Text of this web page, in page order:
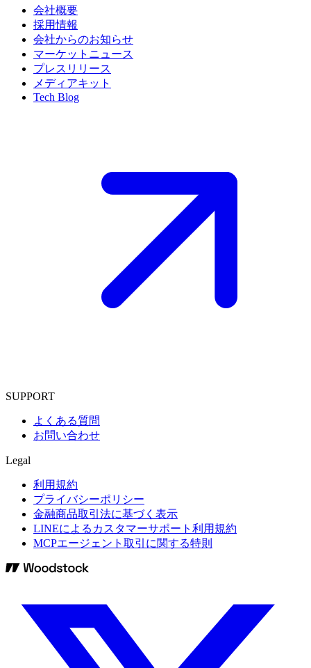
会社概要
採用情報
会社からのお知らせ
マーケットニュース
プレスリリース
メディアキット
Tech Blog
SUPPORT
よくある質問
お問い合わせ
Legal
利用規約
プライバシーポリシー
金融商品取引法に基づく表示
LINEによるカスタマーサポート利用規約
MCPエージェント取引に関する特則